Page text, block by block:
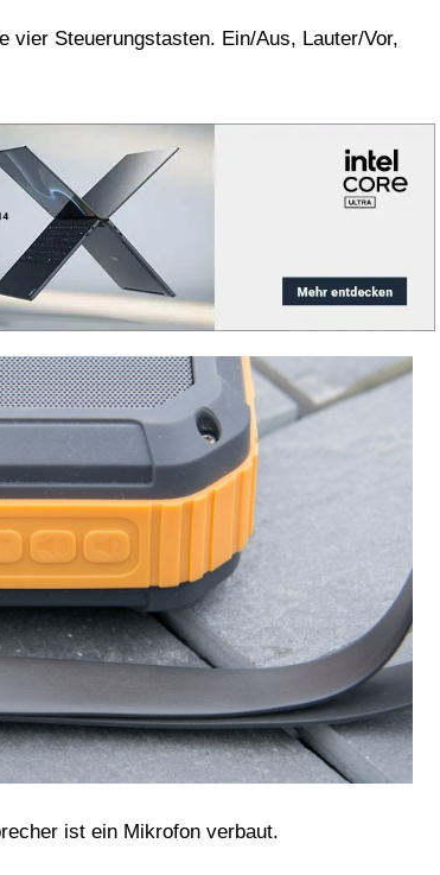
vier Steuerungstasten. Ein/Aus, Lauter/Vor,
ist ein Mikrofon verbaut.